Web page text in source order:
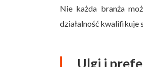
Nie każda branża
działalność kwalifikuje
Ulgi i